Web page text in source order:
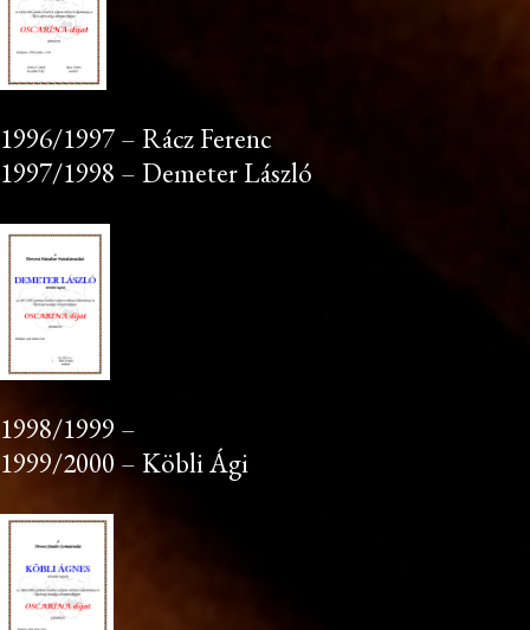
1996/1997 – Rácz Ferenc
1997/1998 – Demeter László
1998/1999 –
1999/2000 – Köbli Ági